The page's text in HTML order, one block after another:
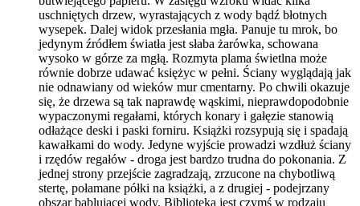
uschniętych drzew, wyrastających z wody bądź błotnych
wysepek. Dalej widok przesłania mgła. Panuje tu mrok, bo
jedynym źródłem światła jest słaba żarówka, schowana
wysoko w górze za mgłą. Rozmyta plama świetlna może
równie dobrze udawać księżyc w pełni. Ściany wyglądają jak
nie odnawiany od wieków mur cmentarny. Po chwili okazuje
się, że drzewa są tak naprawdę wąskimi, nieprawdopodobnie
wypaczonymi regałami, których konary i gałęzie stanowią
odłażące deski i paski forniru. Książki rozsypują się i spadają
kawałkami do wody. Jedyne wyjście prowadzi wzdłuż ściany
i rzędów regałów - droga jest bardzo trudna do pokonania. Z
jednej strony przejście zagradzają, zrzucone na chybotliwą
stertę, połamane półki na książki, a z drugiej - podejrzany
obszar bąblującej wody. Biblioteka jest czymś w rodzaju